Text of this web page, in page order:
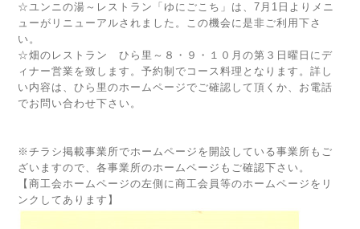
☆ユンニの湯～レストラン「ゆにごこち」は、7月1日よりメニ
ューがリニューアルされました。この機会に是非ご利用下さ
い。
☆畑のレストラン ひら里～８・９・１０月の第３日曜日にデ
ィナー営業を致します。予約制でコース料理となります。詳し
い内容は、ひら里のホームページでご確認して頂くか、お電話
でお問い合わせ下さい。
※チラシ掲載事業所でホームページを開設している事業所もご
ざいますので、各事業所のホームページもご確認下さい。
【商工会ホームページの左側に商工会員等のホームページをリ
ンクしてあります】